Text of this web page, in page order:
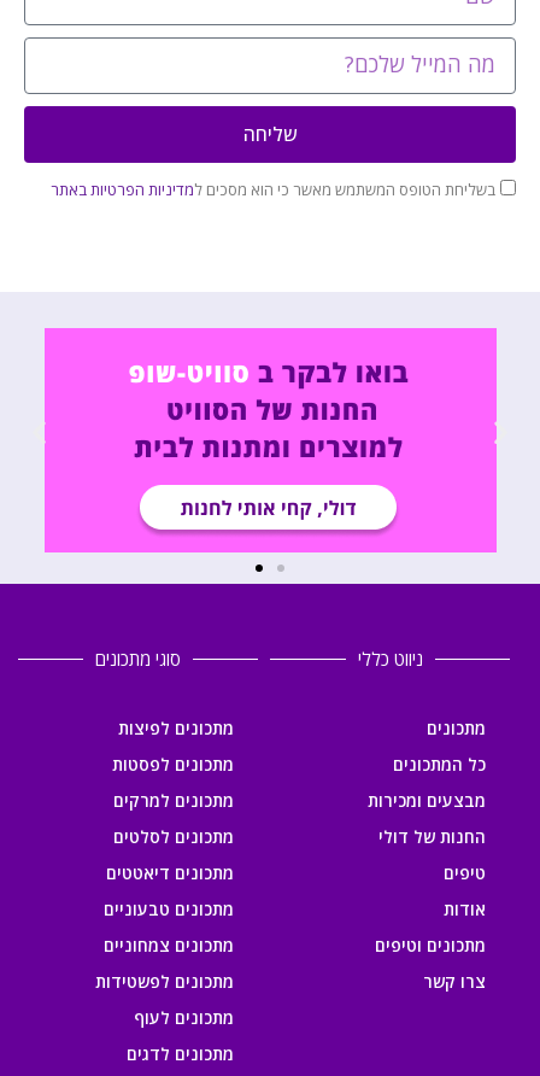
בשליחת הטופס המשתמש מאשר כי הוא מסכים למדיניות הפרטיות באתר
שליחה
ניווט כללי
מתכונים
כל המתכונים
מבצעים ומכירות
החנות של דולי
טיפים
אודות
מתכונים וטיפים
צרו קשר
סוגי מתכונים
מתכונים לפיצות
מתכונים לפסטות
מתכונים למרקים
מתכונים לסלטים
מתכונים דיאטטים
מתכונים טבעוניים
מתכונים צמחוניים
מתכונים לפשטידות
מתכונים לעוף
מתכונים לדגים